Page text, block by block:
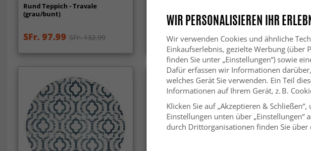
Rund Teppich - Travale
(grau/bunt)
SFr. 97.99 SFr. 132.99 SFr. 53.99 SFr. 75.99
(braun/
SFr.
WIR PERSONALISIEREN IHR
Wir verwenden Cookies und ähnliche
Einkaufserlebnis, gezielte Werbung (über
finden Sie unter „Einstellungen“) sowie
Dafür erfassen wir Informationen
welches Gerät Sie verwenden. Ein Teil
Informationen auf Ihrem Gerät, z. B.
Klicken Sie auf „Akzeptieren &
Einstellungen unten über
durch Drittorganisationen finden Sie über